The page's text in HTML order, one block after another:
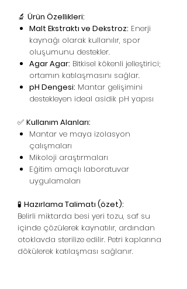
🔬 Ürün Özellikleri:
Malt Ekstraktı ve Dekstroz: Enerji
kaynağı olarak kullanılır, spor
oluşumunu destekler.
Agar Agar: Bitkisel kökenli jelleştirici;
ortamın katılaşmasını sağlar.
pH Dengesi: Mantar gelişimini
destekleyen ideal asidik pH yapısı
✅ Kullanım Alanları:
Mantar ve maya izolasyon
çalışmaları
Mikoloji araştırmaları
Eğitim amaçlı laboratuvar
uygulamaları
🧪 Hazırlama Talimatı (özet):
Belirli miktarda besi yeri tozu, saf su
içinde çözülerek kaynatılır, ardından
otoklavda sterilize edilir. Petri kaplarına
dökülerek katılaşması sağlanır.